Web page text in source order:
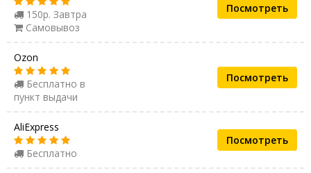
150р. Завтра
Самовывоз
Посмотреть
Ozon
Бесплатно в
пункт выдачи
Посмотреть
AliExpress
Бесплатно
Посмотреть